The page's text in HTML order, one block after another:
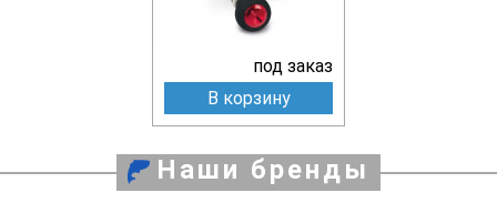
под заказ
В корзину
Наши бренды